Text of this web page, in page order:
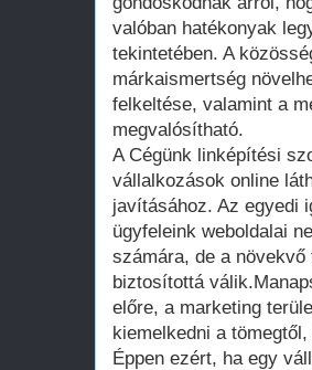
valóban hatékonyak
tekintetében. A
márkaismertség
felkeltése, valamint a
megvalósítható.
A Cégünk linképítési
vállalkozások online
javításához. Az egyedi
ügyfeleink weboldalai
számára, de a
biztosítottá
előre, a marketing
kiemelkedni a
Éppen ezért, ha egy